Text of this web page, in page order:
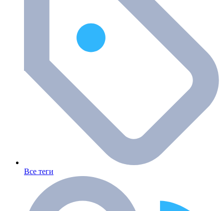
Все теги